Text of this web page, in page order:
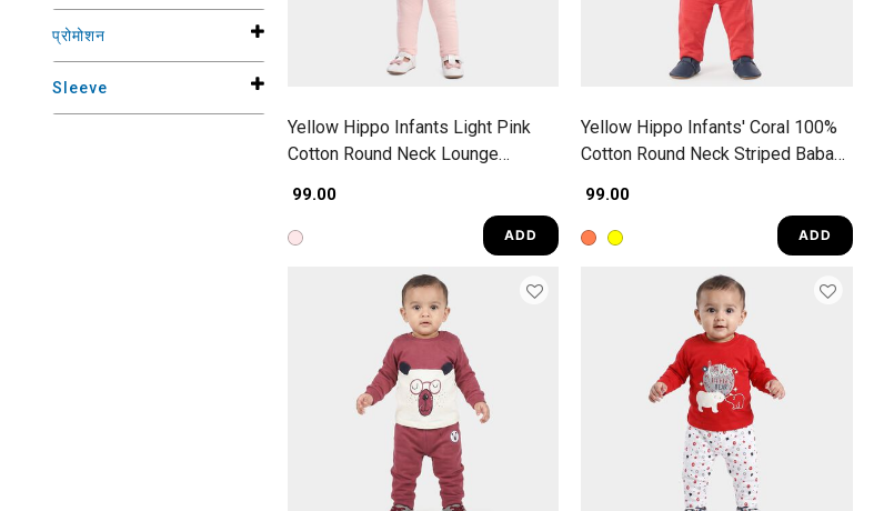
प्रोमोशन
Sleeve
Yellow Hippo Infants Light Pink
Cotton Round Neck Lounge
₹ 99.00
ADD
Yellow Hippo Infants' Coral 100%
Cotton Round Neck Striped Baba
₹ 99.00
ADD